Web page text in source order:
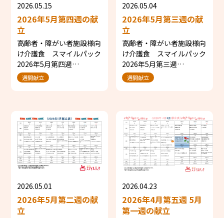
2026.05.15
2026年5月第四週の献
立
高齢者・障がい者施設様向
け介護食 スマイルパック
2026年5月第四週…
週間献立
2026.05.04
2026年5月第三週の献
立
高齢者・障がい者施設様向
け介護食 スマイルパック
2026年5月第三週…
週間献立
2026.05.01
2026年5月第二週の献
立
2026.04.23
2026年4月第五週 5月
第一週の献立